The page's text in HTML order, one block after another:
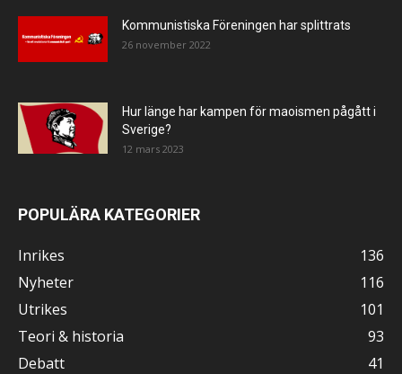
Kommunistiska Föreningen har splittrats
26 november 2022
Hur länge har kampen för maoismen pågått i
Sverige?
12 mars 2023
POPULÄRA KATEGORIER
Inrikes
136
Nyheter
116
Utrikes
101
Teori & historia
93
Debatt
41